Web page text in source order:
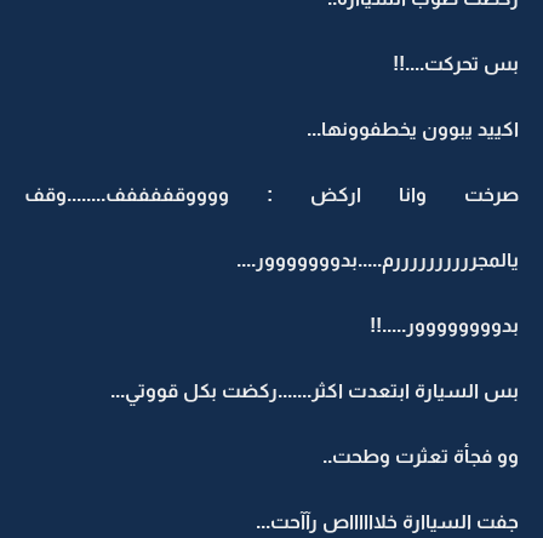
بس تحركت....!!
اكييد يبوون يخطفوونها...
صرخت وانا اركض : ووووقففففف........وقف
يالمجررررررررررم.....بدووووووور....
بدوووووووور.....!!
بس السيارة ابتعدت اكثر.......ركضت بكل قووتي...
وو فجأة تعثرت وطحت..
جفت السياارة خلااااااص رآآحت...